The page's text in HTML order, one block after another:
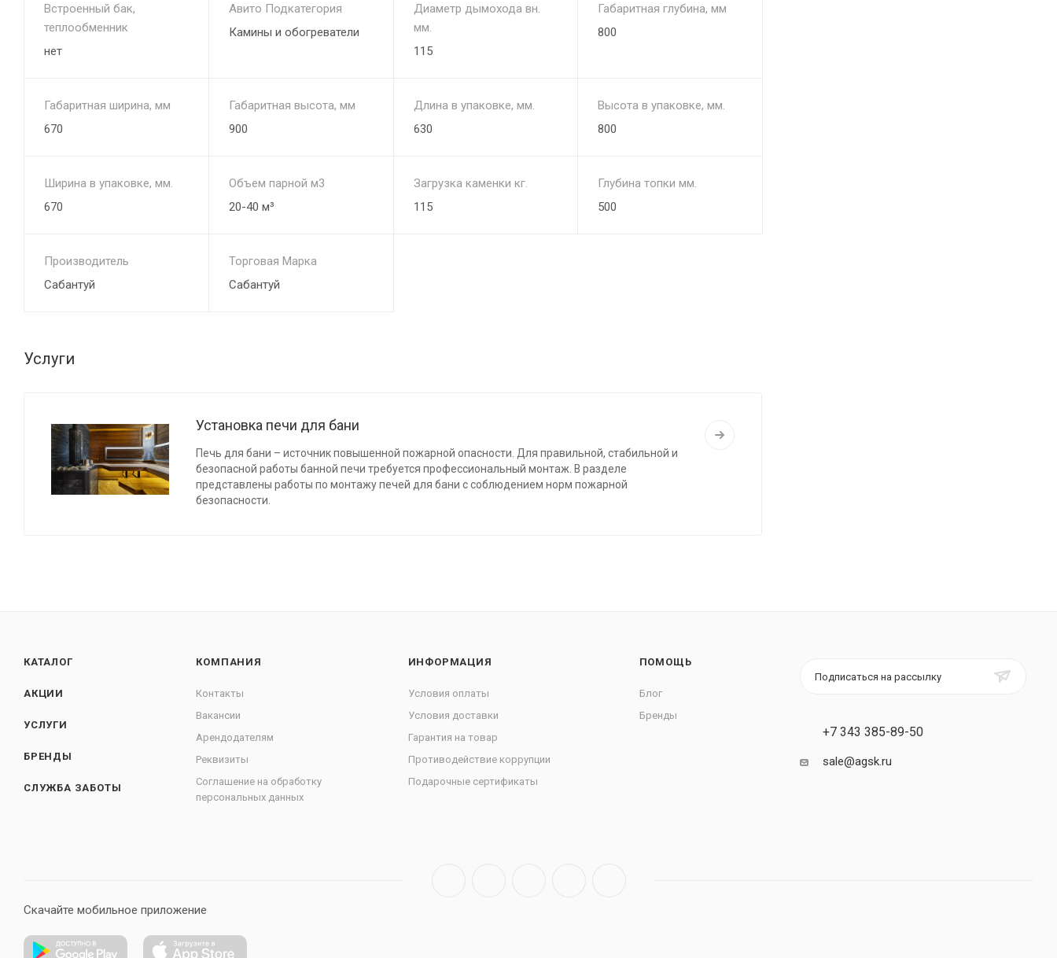
Встроенный бак,
теплообменник
нет
Авито Подкатегория
Камины и обогреватели
Диаметр дымохода вн.
мм.
115
Габаритная глубина, мм
800
Габаритная ширина, мм
670
Габаритная высота, мм
900
Длина в упаковке, мм.
630
Высота в упаковке, мм.
800
Ширина в упаковке, мм.
670
Объем парной м3
20-40 м³
Загрузка каменки кг.
115
Глубина топки мм.
500
Производитель
Сабантуй
Торговая Марка
Сабантуй
Услуги
Установка печи для бани
Печь для бани – источник повышенной пожарной опасности. Для правильной, стабильной и
безопасной работы банной печи требуется профессиональный монтаж. В разделе
представлены работы по монтажу печей для бани с соблюдением норм пожарной
безопасности.
КАТАЛОГ
АКЦИИ
УСЛУГИ
БРЕНДЫ
СЛУЖБА ЗАБОТЫ
КОМПАНИЯ
Контакты
Вакансии
Арендодателям
Реквизиты
Соглашение на обработку
персональных данных
ИНФОРМАЦИЯ
Условия оплаты
Условия доставки
Гарантия на товар
Противодействие коррупции
Подарочные сертификаты
ПОМОЩЬ
Блог
Бренды
Подписаться на рассылку
+7 343 385-89-50
sale@agsk.ru
Скачайте мобильное приложение